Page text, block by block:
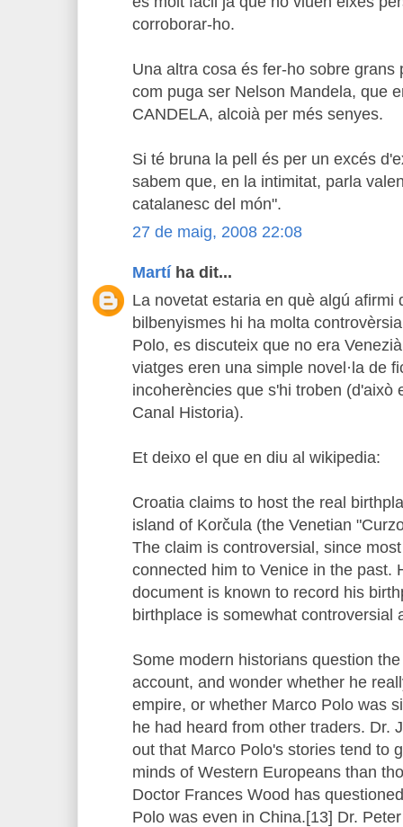
corroborar-ho.
Una altra cosa és fer-ho sobre grans
com puga ser Nelson Mandela, que
CANDELA, alcoià per més senyes.
Si té bruna la pell és per un excés
sabem que, en la intimitat, parla
catalanesc del món".
27 de maig, 2008 22:08
Martíha dit...
La novetat estaria en què algú afirmi
bilbenyismes hi ha molta
Polo, es discuteix que no era
viatges eren una simple novel·la de
incoherències que s'hi troben (d'això
Canal Historia).
Et deixo el que en diu al wikipedia:
Croatia claims to host the real
island of Korčula (the Venetian
The claim is controversial, since
connected him to Venice in the past.
document is known to record his
birthplace is somewhat controversial
Some modern historians question
account, and wonder whether he
empire, or whether Marco Polo was
he had heard from other traders. Dr.
out that Marco Polo's stories tend to
minds of Western Europeans than
Doctor Frances Wood has
Polo was even in China.[13] Dr.